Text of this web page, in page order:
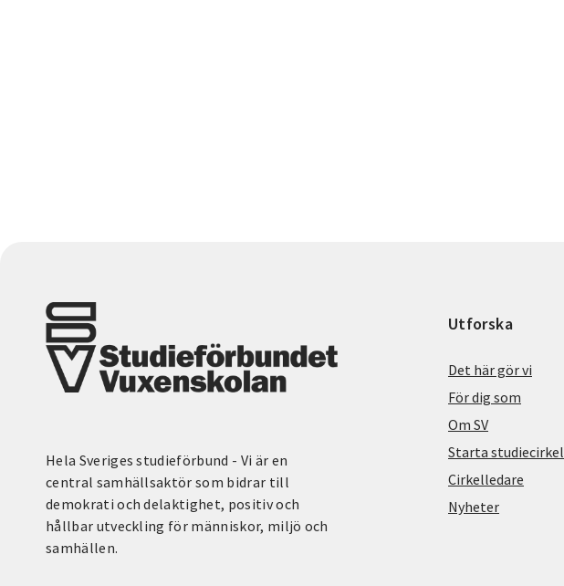
Hela Sveriges studieförbund - Vi är en
central samhällsaktör som bidrar till
demokrati och delaktighet, positiv och
hållbar utveckling för människor, miljö och
samhällen.
Utforska
Det här gör vi
För dig som
Om SV
Starta studiecirkel
Cirkelledare
Nyheter